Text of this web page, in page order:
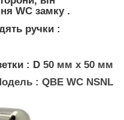
WC замку .
ручки :
: D 50 мм х 50 мм
: QBE WC NSNL